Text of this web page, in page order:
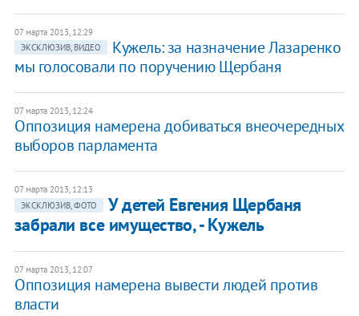
07 марта 2013, 12:29
ЭКСКЛЮЗИВ, ВИДЕО
Кужель: за назначение Лазаренко
мы голосовали по поручению Щербаня
07 марта 2013, 12:24
Оппозиция намерена добиваться внеочередных
выборов парламента
07 марта 2013, 12:13
ЭКСКЛЮЗИВ, ФОТО
У детей Евгения Щербаня
забрали все имущество, - Кужель
07 марта 2013, 12:07
Оппозиция намерена вывести людей против
власти